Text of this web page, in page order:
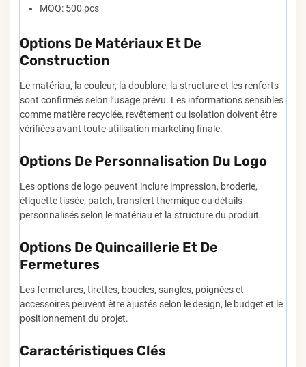
MOQ: 500 pcs
Options De Matériaux Et De
Construction
Le matériau, la couleur, la doublure, la structure et les renforts
sont confirmés selon l’usage prévu. Les informations sensibles
comme matière recyclée, revêtement ou isolation doivent être
vérifiées avant toute utilisation marketing finale.
Options De Personnalisation Du Logo
Les options de logo peuvent inclure impression, broderie,
étiquette tissée, patch, transfert thermique ou détails
personnalisés selon le matériau et la structure du produit.
Options De Quincaillerie Et De
Fermetures
Les fermetures, tirettes, boucles, sangles, poignées et
accessoires peuvent être ajustés selon le design, le budget et le
positionnement du projet.
Caractéristiques Clés